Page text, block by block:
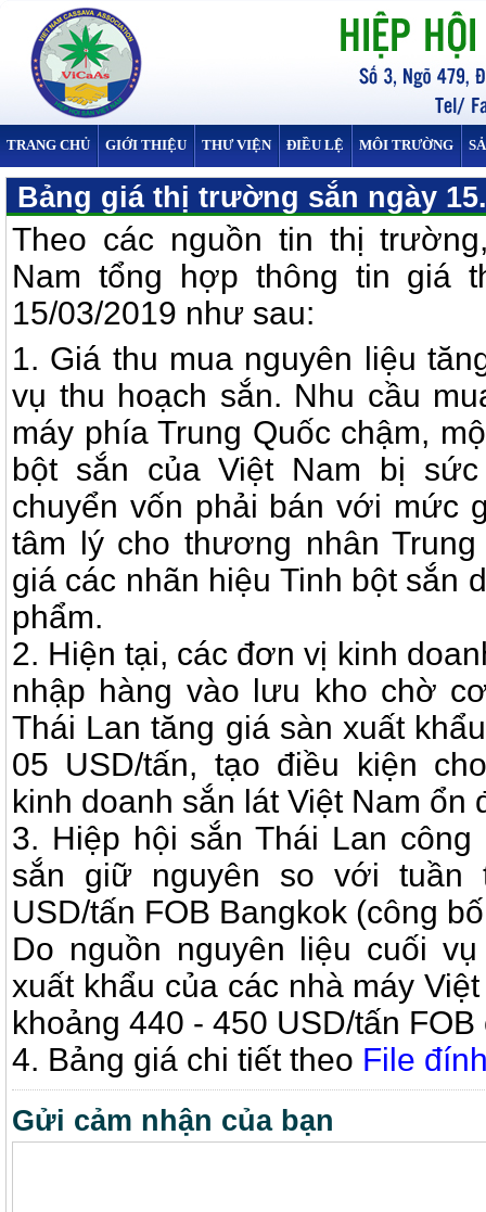
TRANG CHỦ GIỚI THIỆU THƯ VIỆN ĐIỀU LỆ MÔI TRƯỜNG
Bảng giá thị trường sắn ngày
Theo các nguồn tin thị
Nam tổng hợp thông tin giá
15/03/2019 như sau:
1. Giá thu mua nguyên liệu
vụ thu hoạch sắn. Nhu cầu
máy phía Trung Quốc chậm,
bột sắn của Việt Nam bị
chuyển vốn phải bán với mức
tâm lý cho thương nhân
giá các nhãn hiệu Tinh bột sắn
phẩm.
2. Hiện tại, các đơn vị kinh
nhập hàng vào lưu kho chờ
Thái Lan tăng giá sàn xuất
05 USD/tấn, tạo điều kiện
kinh doanh sắn lát Việt Nam ổn
3. Hiệp hội sắn Thái Lan
sắn giữ nguyên so với
USD/tấn FOB Bangkok (công
Do nguồn nguyên liệu cuối
xuất khẩu của các nhà máy
khoảng 440 - 450 USD/tấn
4. Bảng giá chi tiết theo File
Gửi cảm nhận của bạn